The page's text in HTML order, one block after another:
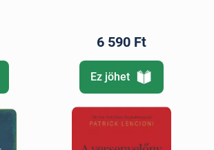
6 590 Ft
Ez jöhet